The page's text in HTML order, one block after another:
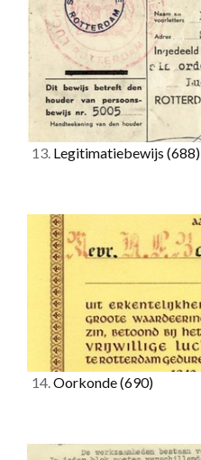
13. Legitimatiebewijs (688)
14.Oorkonde(690)